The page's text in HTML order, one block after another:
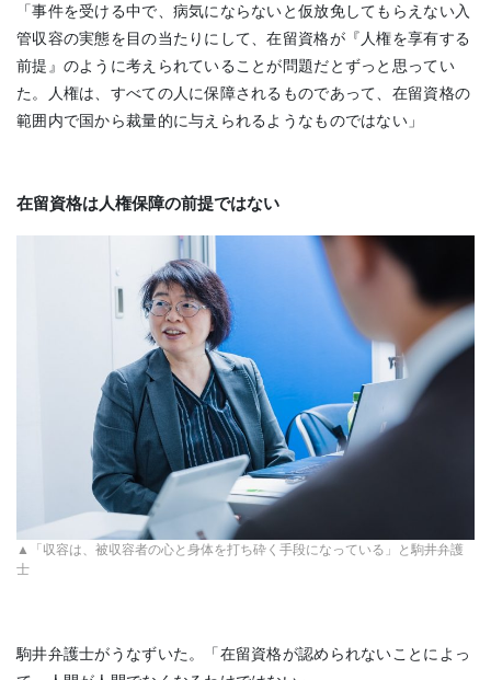
「事件を受ける中で、病気にならないと仮放免してもらえない入
管収容の実態を目の当たりにして、在留資格が『人権を享有する
前提』のように考えられていることが問題だとずっと思ってい
た。人権は、すべての人に保障されるものであって、在留資格の
範囲内で国から裁量的に与えられるようなものではない」
在留資格は人権保障の前提ではない
▲「収容は、被収容者の心と身体を打ち砕く手段になっている」と駒井弁護
士
駒井弁護士がうなずいた。「在留資格が認められないことによっ